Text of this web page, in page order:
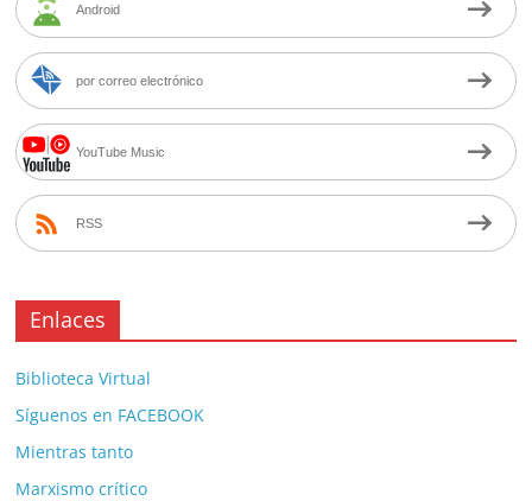
Android
por correo electrónico
YouTube Music
RSS
Enlaces
Biblioteca Virtual
Síguenos en FACEBOOK
Mientras tanto
Marxismo crítico